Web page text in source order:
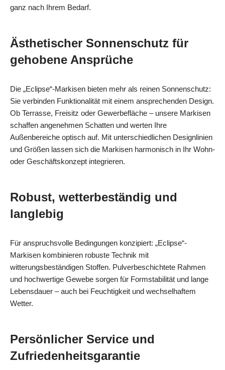
ganz nach Ihrem Bedarf.
Ästhetischer Sonnenschutz für
gehobene Ansprüche
Die „Eclipse“-Markisen bieten mehr als reinen Sonnenschutz:
Sie verbinden Funktionalität mit einem ansprechenden Design.
Ob Terrasse, Freisitz oder Gewerbefläche – unsere Markisen
schaffen angenehmen Schatten und werten Ihre
Außenbereiche optisch auf. Mit unterschiedlichen Designlinien
und Größen lassen sich die Markisen harmonisch in Ihr Wohn‑
oder Geschäftskonzept integrieren.
Robust, wetterbeständig und
langlebig
Für anspruchsvolle Bedingungen konzipiert: „Eclipse“-
Markisen kombinieren robuste Technik mit
witterungsbeständigen Stoffen. Pulverbeschichtete Rahmen
und hochwertige Gewebe sorgen für Formstabilität und lange
Lebensdauer – auch bei Feuchtigkeit und wechselhaftem
Wetter.
Persönlicher Service und
Zufriedenheitsgarantie